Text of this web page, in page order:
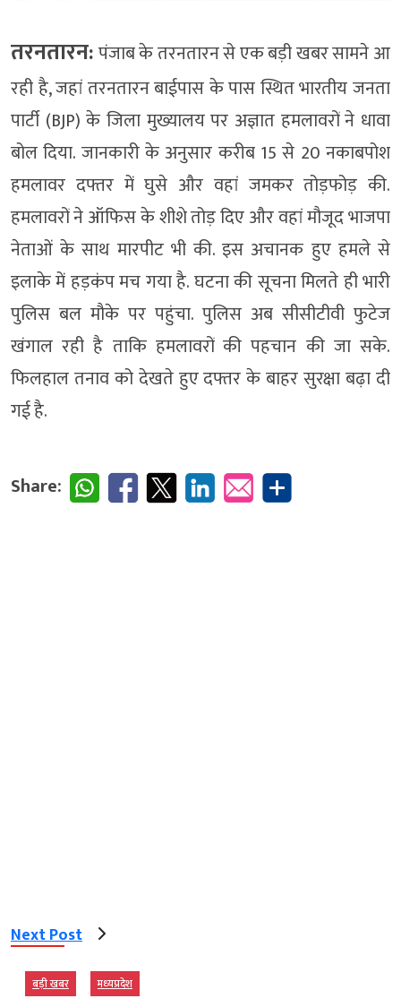
तरनतारन:पंजाब के तरनतारन से एक बड़ी खबर सामने आ
रही है, जहां तरनतारन बाईपास के पास स्थित भारतीय जनता
पार्टी (BJP) के जिला मुख्यालय पर अज्ञात हमलावरों ने धावा
बोल दिया. जानकारी के अनुसार करीब 15 से 20 नकाबपोश
हमलावर दफ्तर में घुसे और वहां जमकर तोड़फोड़ की.
हमलावरों ने ऑफिस के शीशे तोड़ दिए और वहां मौजूद भाजपा
नेताओं के साथ मारपीट भी की. इस अचानक हुए हमले से
इलाके में हड़कंप मच गया है. घटना की सूचना मिलते ही भारी
पुलिस बल मौके पर पहुंचा. पुलिस अब सीसीटीवी फुटेज
खंगाल रही है ताकि हमलावरों की पहचान की जा सके.
फिलहाल तनाव को देखते हुए दफ्तर के बाहर सुरक्षा बढ़ा दी
गई है.
Share:
Next Post
बड़ी खबर मध्‍यप्रदेश